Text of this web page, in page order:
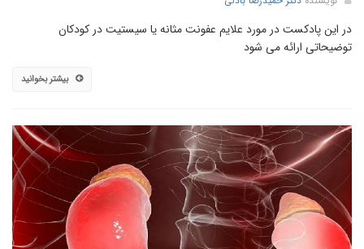
در این پادکست در مورد علایم عفونت مثانه یا سیستیت در کودکان
توضیحاتی ارائه می شود
بیشتر بخوانید